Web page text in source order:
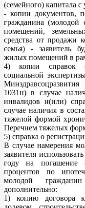
(семейного) капитала
- копии документов,
гражданина (молодой
помещений,
средства от продажи
семья) - заявитель
жилых помещений в
4) копии справок
социальной
1031н) в случае
инвалидов и(или)
случае наличия в
тяжелой формой
Перечнем тяжелых
5) справка о
В случае намерения
заявителя
году на погашение
процентов по
молодой
дополнительно:
1) копию договора